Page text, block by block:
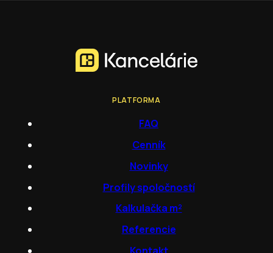
PLATFORMA
FAQ
Cenník
Novinky
Profily spoločností
Kalkulačka m²
Referencie